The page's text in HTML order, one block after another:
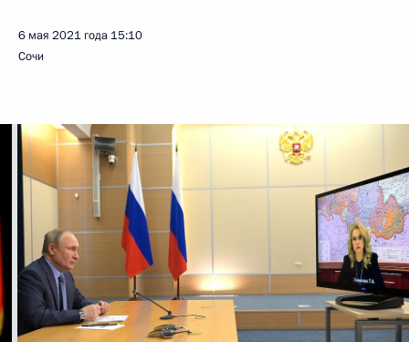
6 мая 2021 года 15:10
Сочи